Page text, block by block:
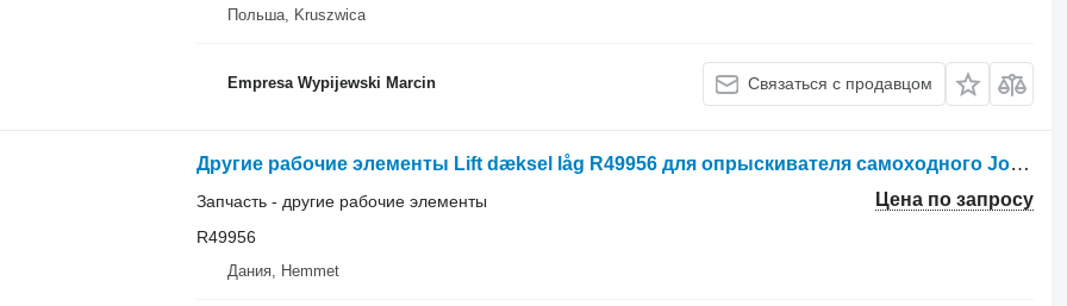
Польша, Kruszwica
Empresa Wypijewski Marcin Связаться с продавцом
Другие рабочие элементы Lift dæksel låg R49956 для опрыскивателя самоходного John Deere 4030
Цена по запросу
Запчасть - другие рабочие элементы
R49956
Дания, Hemmet